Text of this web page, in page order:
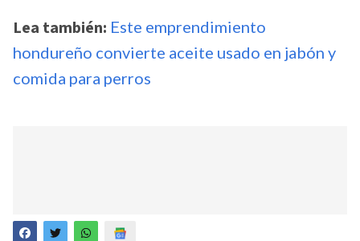
Lea también: Este emprendimiento
hondureño convierte aceite usado en jabón y
comida para perros